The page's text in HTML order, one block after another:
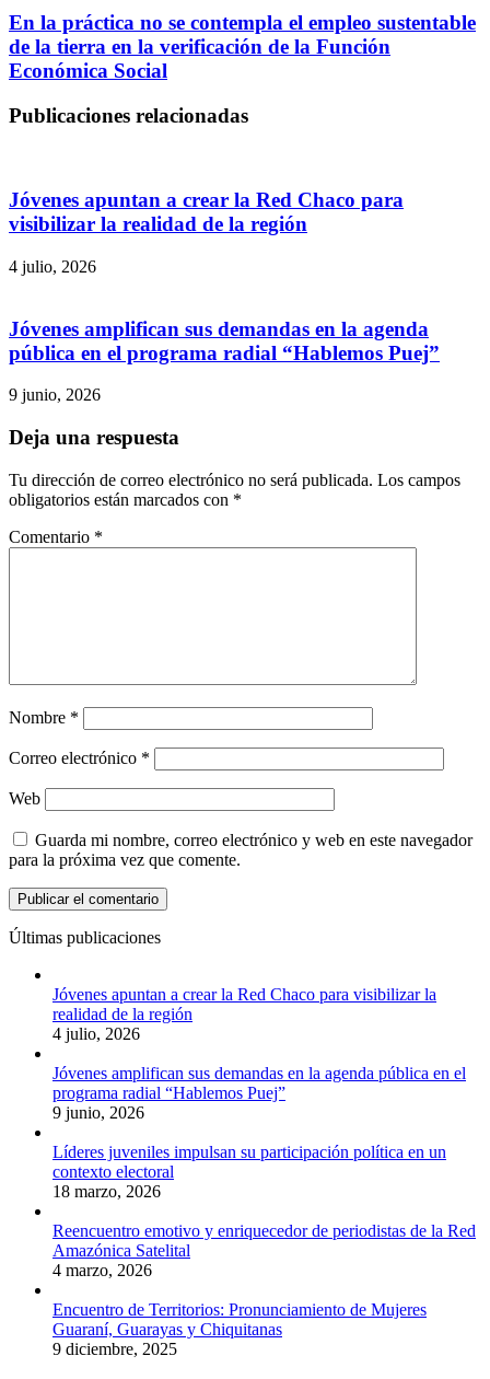
En la práctica no se contempla el empleo sustentable
de la tierra en la verificación de la Función
Económica Social
Publicaciones relacionadas
Jóvenes apuntan a crear la Red Chaco para
visibilizar la realidad de la región
4 julio, 2026
Jóvenes amplifican sus demandas en la agenda
pública en el programa radial “Hablemos Puej”
9 junio, 2026
Deja una respuesta
Tu dirección de correo electrónico no será publicada. Los campos
obligatorios están marcados con *
Comentario *
Nombre *
Correo electrónico *
Web
Guarda mi nombre, correo electrónico y web en este navegador
para la próxima vez que comente.
Últimas publicaciones
Jóvenes apuntan a crear la Red Chaco para visibilizar la
realidad de la región
4 julio, 2026
Jóvenes amplifican sus demandas en la agenda pública en el
programa radial “Hablemos Puej”
9 junio, 2026
Líderes juveniles impulsan su participación política en un
contexto electoral
18 marzo, 2026
Reencuentro emotivo y enriquecedor de periodistas de la Red
Amazónica Satelital
4 marzo, 2026
Encuentro de Territorios: Pronunciamiento de Mujeres
Guaraní, Guarayas y Chiquitanas
9 diciembre, 2025